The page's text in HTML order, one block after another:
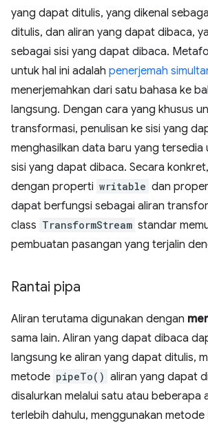
yang dapat ditulis, yang dikenal
ditulis, dan aliran yang dapat dibaca,
sebagai sisi yang dapat dibaca.
untuk hal ini adalah penerjemah
menerjemahkan dari satu bahasa ke
langsung. Dengan cara yang khusus
transformasi, penulisan ke sisi yang
menghasilkan data baru yang tersedia
sisi yang dapat dibaca. Secara
dengan properti writable dan
dapat berfungsi sebagai aliran
class TransformStream standar
pembuatan pasangan yang terjalin
Rantai pipa
Aliran terutama digunakan dengan
sama lain. Aliran yang dapat dibaca
langsung ke aliran yang dapat ditulis,
metode pipeTo() aliran yang dapat
disalurkan melalui satu atau beberapa
terlebih dahulu, menggunakan metode